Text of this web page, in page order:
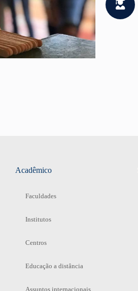
Acadêmico
Faculdades
Institutos
Centros
Educação a distância
Assuntos internacionais